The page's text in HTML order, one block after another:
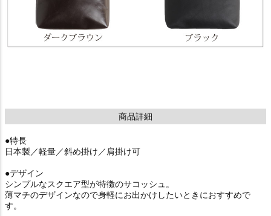
商品詳細
●特長
日本製／軽量／斜め掛け／肩掛け可
●デザイン
シンプルなスクエア型が特徴のサコッシュ。
薄マチのデザインなので身軽にお出かけしたいときにおすすめで
す。